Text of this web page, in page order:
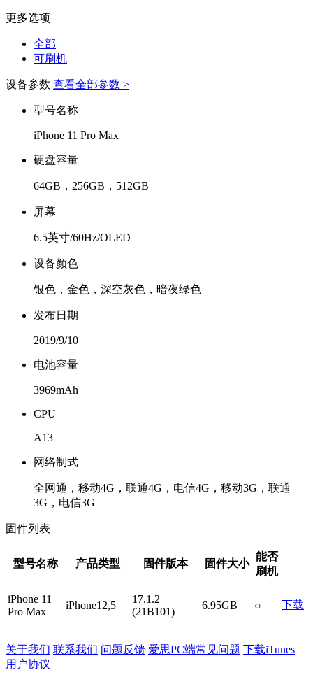
更多选项
全部
可刷机
设备参数 查看全部参数 >
型号名称
iPhone 11 Pro Max
硬盘容量
64GB，256GB，512GB
屏幕
6.5英寸/60Hz/OLED
设备颜色
银色，金色，深空灰色，暗夜绿色
发布日期
2019/9/10
电池容量
3969mAh
CPU
A13
网络制式
全网通，移动4G，联通4G，电信4G，移动3G，联通
3G，电信3G
固件列表
型号名称 产品类型 固件版本 固件大小
能否
刷机
iPhone 11
Pro Max
iPhone12,5
17.1.2
(21B101)
6.95GB ○ 下载
关于我们 联系我们 问题反馈 爱思PC端常见问题 下载iTunes
用户协议